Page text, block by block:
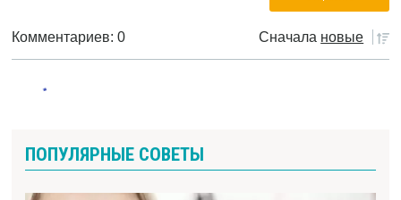
Комментариев: 0 Сначала новые
ПОПУЛЯРНЫЕ СОВЕТЫ